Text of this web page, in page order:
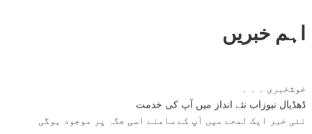
اہم خبریں
ڈھڈیال نیوزاب نئے انداز میں آپ کی خدمت
نئی خبر ایک لمحے میں آپ کے سامنے اسی جگہ پر موجود ہوگی